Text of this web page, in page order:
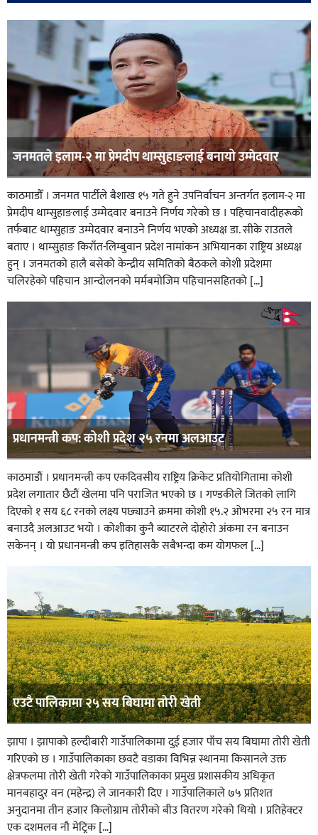
अन्य
समाज
शिक्षा
विचार
स्वास्थ्य
जनमतले इलाम-२ मा प्रेमदीप थाम्सुहाङलाई बनायो उम्मेदवार
काठमाडौँ । जनमत पार्टीले बैशाख १५ गते हुने उपनिर्वाचन अन्तर्गत इलाम-२ मा
प्रेमदीप थाम्सुहाङलाई उम्मेदवार बनाउने निर्णय गरेको छ । पहिचानवादीहरूको
तर्फबाट थाम्सुहाङ उम्मेदवार बनाउने निर्णय भएको अध्यक्ष डा. सीके राउतले
बताए । थाम्सुहाङ किराँत-लिम्बुवान प्रदेश नामांकन अभियानका राष्ट्रिय अध्यक्ष
हुन् । जनमतको हालै बसेको केन्द्रीय समितिको बैठकले कोशी प्रदेशमा
चलिरहेको पहिचान आन्दोलनको मर्मबमोजिम पहिचानसहितको […]
प्रधानमन्त्री कप: कोशी प्रदेश २५ रनमा अलआउट
काठमाडौं । प्रधानमन्त्री कप एकदिवसीय राष्ट्रिय क्रिकेट प्रतियोगितामा कोशी
प्रदेश लगातार छैटौं खेलमा पनि पराजित भएको छ । गण्डकीले जितको लागि
दिएको १ सय ६८ रनको लक्ष्य पछ्याउने क्रममा कोशी १५.२ ओभरमा २५ रन मात्र
बनाउदै अलआउट भयो । कोशीका कुनै ब्याटरले दोहोरो अंकमा रन बनाउन
सकेनन् । यो प्रधानमन्त्री कप इतिहासकै सबैभन्दा कम योगफल […]
एउटै पालिकामा २५ सय बिघामा तोरी खेती
झापा । झापाको हल्दीबारी गाउँपालिकामा दुई हजार पाँच सय बिघामा तोरी खेती
गरिएको छ । गाउँपालिकाका छवटै वडाका विभिन्न स्थानमा किसानले उक्त
क्षेत्रफलमा तोरी खेती गरेको गाउँपालिकाका प्रमुख प्रशासकीय अधिकृत
मानबहादुर वन (महेन्द्र) ले जानकारी दिए । गाउँपालिकाले ७५ प्रतिशत
अनुदानमा तीन हजार किलोग्राम तोरीको बीउ वितरण गरेको थियो । प्रतिहेक्टर
एक दशमलव नौ मेट्रिक […]